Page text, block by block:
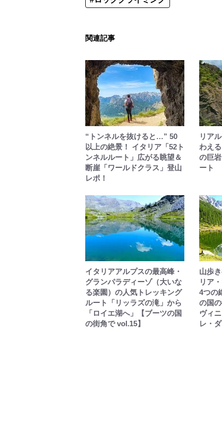
関連記事
“トンネルを抜けると…” 50
以上の絶景！ イタリア「52ト
ンネルルート」広がる眺望＆
断崖「ワールドクラス」登山
レポ！
リア
わえ
の巨
ート
イタリアアルプスの最高峰・
グランパラディーゾ（大いな
る楽園）の人気トレッキング
ルート「リッラズの滝」から
「ロイエ湖へ」【ブーツの国
の街角で vol.15】
山歩
リア
4つの
の国
ヴィ
レ・